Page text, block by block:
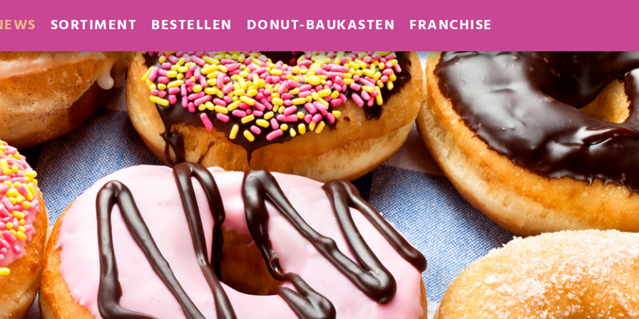
SORTIMENT BESTELLEN DONUT-BAUKASTEN FRANCHISE